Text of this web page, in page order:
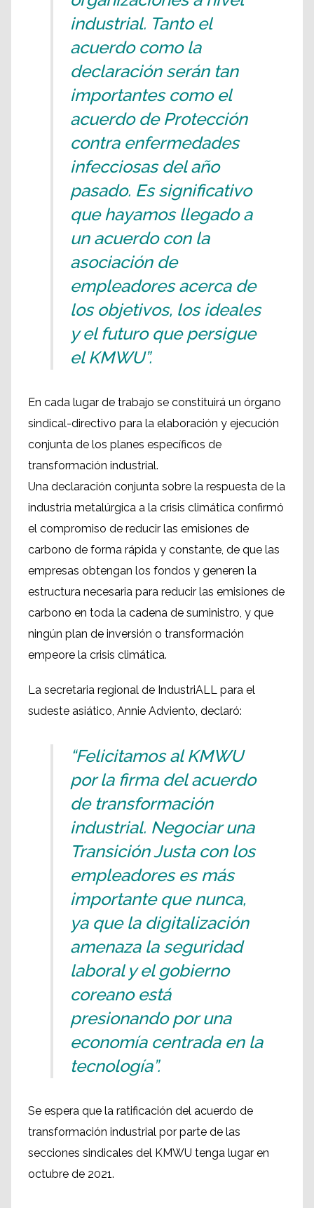
industrial. Tanto el
acuerdo como la
declaración serán tan
importantes como el
acuerdo de Protección
contra enfermedades
infecciosas del año
pasado. Es significativo
que hayamos llegado a
un acuerdo con la
asociación de
empleadores acerca de
los objetivos, los ideales
y el futuro que persigue
el KMWU”.
En cada lugar de trabajo se constituirá un órgano
sindical-directivo para la elaboración y ejecución
conjunta de los planes específicos de
transformación industrial.
Una declaración conjunta sobre la respuesta de la
industria metalúrgica a la crisis climática confirmó
el compromiso de reducir las emisiones de
carbono de forma rápida y constante, de que las
empresas obtengan los fondos y generen la
estructura necesaria para reducir las emisiones de
carbono en toda la cadena de suministro, y que
ningún plan de inversión o transformación
empeore la crisis climática.
La secretaria regional de IndustriALL para el
sudeste asiático, Annie Adviento, declaró:
“Felicitamos al KMWU
por la firma del acuerdo
de transformación
industrial. Negociar una
Transición Justa con los
empleadores es más
importante que nunca,
ya que la digitalización
amenaza la seguridad
laboral y el gobierno
coreano está
presionando por una
economía centrada en la
tecnología”.
Se espera que la ratificación del acuerdo de
transformación industrial por parte de las
secciones sindicales del KMWU tenga lugar en
octubre de 2021.